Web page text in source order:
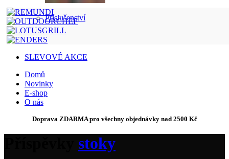
Příslušenství
SLEVOVÉ AKCE
Domů
Novinky
E-shop
O nás
Doprava ZDARMA pro všechny objednávky nad 2500 Kč
stoky